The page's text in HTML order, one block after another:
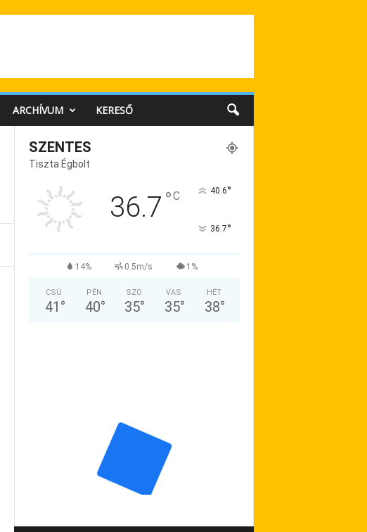
ARCHÍVUM KERESŐ
SZENTES
Tiszta Égbolt
36.7 °C 40.6°
36.7°
14% 0.5m/s 1%
CSÜ
41 °
PÉN
40°
SZO
35°
VAS
35°
HÉT
38°